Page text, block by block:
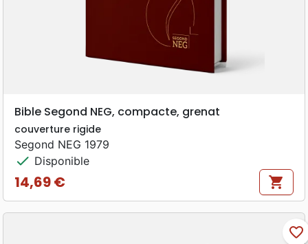
Bible Segond NEG, compacte, grenat
couverture rigide
Segond NEG 1979
check Disponible
Prix
14,69 € shopping_cart
favorite_border